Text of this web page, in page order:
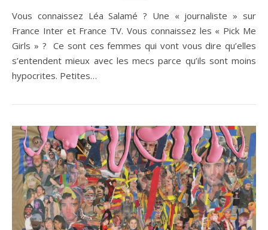
Vous connaissez Léa Salamé ? Une « journaliste » sur
France Inter et France TV. Vous connaissez les « Pick Me
Girls » ? Ce sont ces femmes qui vont vous dire qu’elles
s’entendent mieux avec les mecs parce qu’ils sont moins
hypocrites. Petites…